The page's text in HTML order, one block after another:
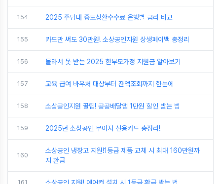
154 2025 주담대 중도상환수수료 은행별 금리 비교
155 카드만 써도 30만원! 소상공인지원 상생페이백 총정리
156 몰라서 못 받는 2025 한부모가정 지원금 알아보기
157 교육 급여 바우처 대상부터 잔액조회까지 한눈에
158 소상공인지원 꿀팁! 공공배달앱 1만원 할인 받는 법
159 2025년 소상공인 무이자 신용카드 총정리!
160
소상공인 냉장고 지원!1등급 제품 교체 시 최대 160만원까
지 환급
161